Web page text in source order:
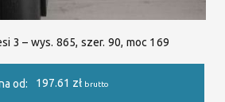
3 – wys. 865, szer. 90, moc 169
od: 197.61 zł brutto